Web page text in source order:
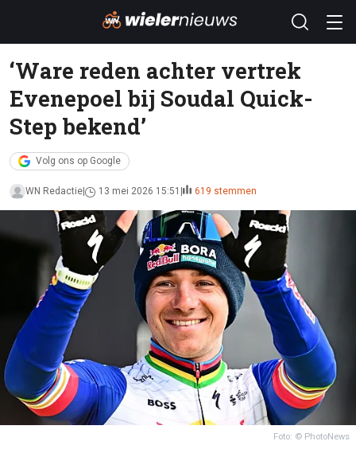
‘Ware reden achter vertrek
Evenepoel bij Soudal Quick-
Step bekend’
Volg ons op Google
WN Redactie 13 mei 2026 15:51 619 stemmen
Foto: © PhotoNews